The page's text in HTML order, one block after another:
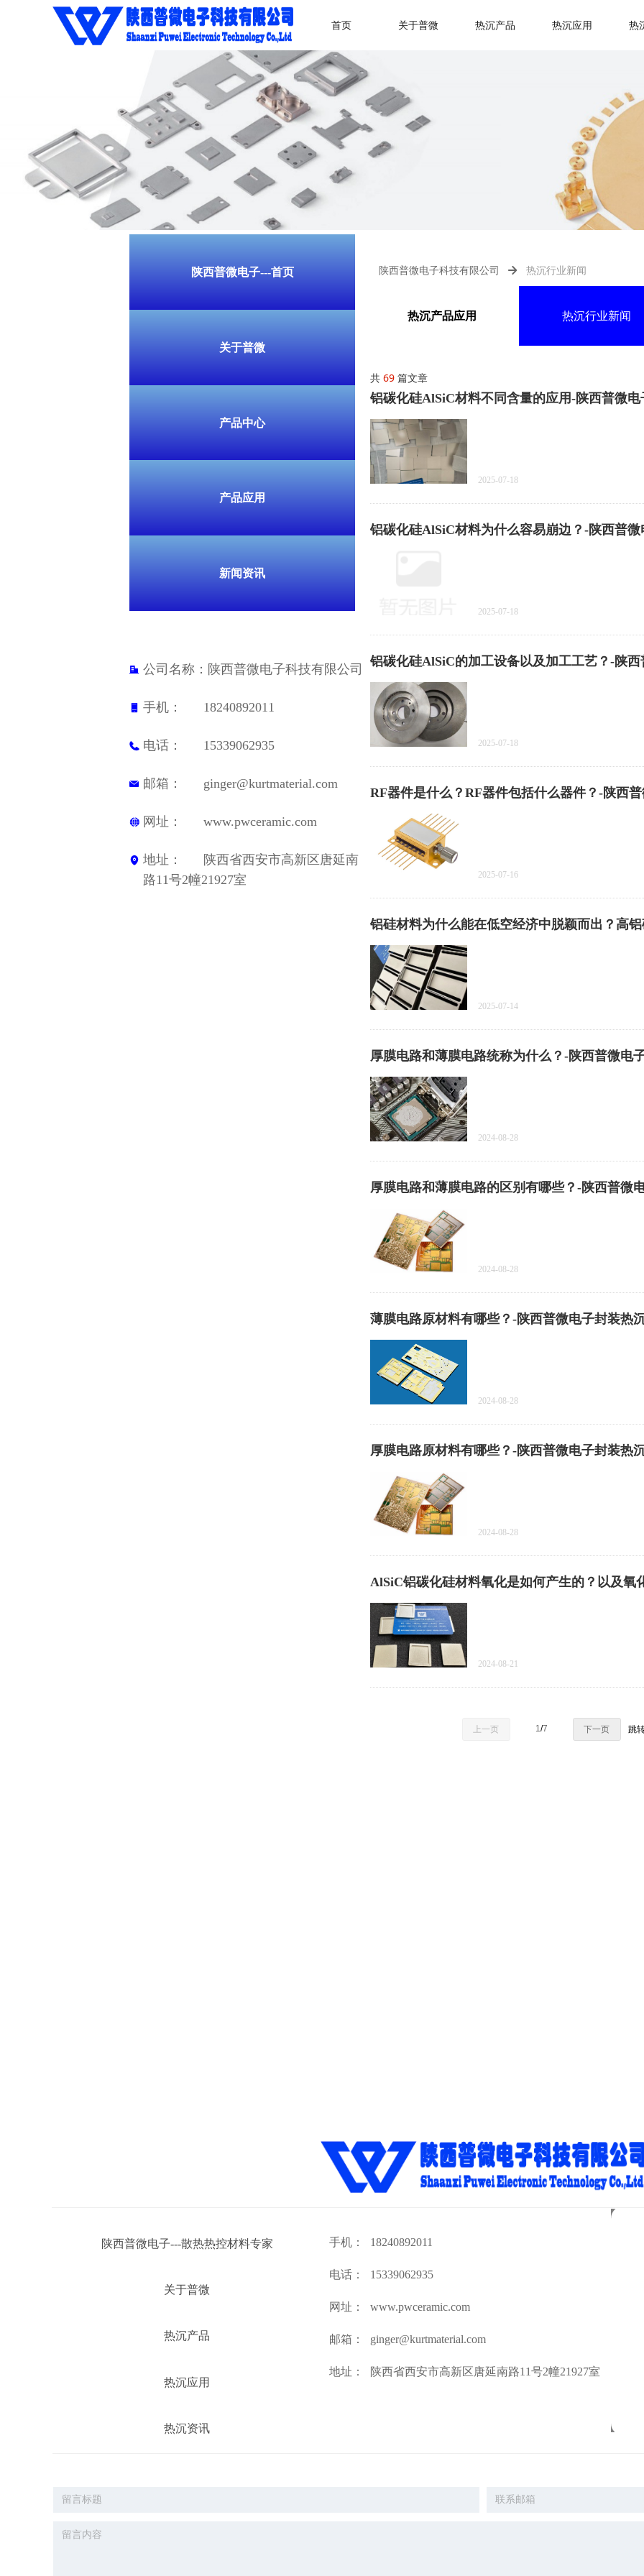
首页 关于普微 热沉产品 热沉应用 热
热沉产品应用 热沉行业新闻
共 69 篇文章
铝碳化硅AlSiC材料不同含量的应用-陕西普微
2025-07-18
铝碳化硅AlSiC材料为什么容易崩边？-陕西普
2025-07-18
铝碳化硅AlSiC的加工设备以及加工工艺？-陕
2025-07-18
RF器件是什么？RF器件包括什么器件？-陕西
2025-07-16
铝硅材料为什么能在低空经济中脱颖而出？高
2025-07-14
厚膜电路和薄膜电路统称为什么？-陕西普微电
2024-08-28
厚膜电路和薄膜电路的区别有哪些？-陕西普微
2024-08-28
薄膜电路原材料有哪些？-陕西普微电子封装热
2024-08-28
厚膜电路原材料有哪些？-陕西普微电子封装热
2024-08-28
AlSiC铝碳化硅材料氧化是如何产生的？以及氧
2024-08-21
上一页 1/7 下一页 跳
陕西普微电子---首页
陕西普微电子---首页
关于普微
关于普微
产品中心
产品中心
产品应用
产品应用
新闻资讯
公司名称： 陕西普微电子科技有限公司
手机： 18240892011
电话： 15339062935
邮箱： ginger@kurtmaterial.com
网址： www.pwceramic.com
地址：
陕西省西安市高新区唐延南
路11号2幢21927室
陕西普微电子科技有限公司 녒 热沉行业新闻
陕西普微电子---散热热控材料专家
关于普微
热沉产品
热沉应用
热沉资讯
手机： 18240892011
电话： 15339062935
网址： www.pwceramic.com
邮箱： ginger@kurtmaterial.com
地址： 陕西省西安市高新区唐延南路11号2幢21927室